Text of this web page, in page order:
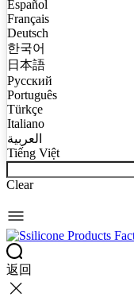
Español
Français
Deutsch
한국어
日本語
Русский
Português
Türkçe
Italiano
العربية
Tiếng Việt
Clear
返回